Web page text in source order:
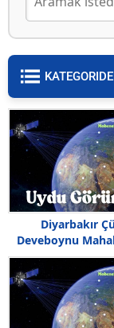
Diyarbakır
Deveboynu
Görüntüsü